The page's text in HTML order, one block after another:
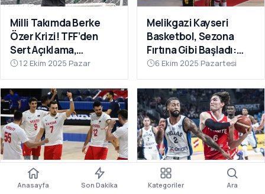
Milli Takımda Berke
Özer Krizi! TFF’den
Sert Açıklama,
Kaleciden Yanıt
Gecikmedi
12 Ekim 2025 Pazar
Melikgazi Kayseri
Basketbol, Sezona
Fırtına Gibi Başladı:
Dardanel Çanakkale’yi
Farklı Geçti
6 Ekim 2025 Pazartesi
Filenin Efeleri Dünya
Şampiyonası’nda 2’de
12 Dev Adam Fırtına
Gibi: Yunanistan’ı Ezip
Anasayfa Son Dakika Kategoriler Ara